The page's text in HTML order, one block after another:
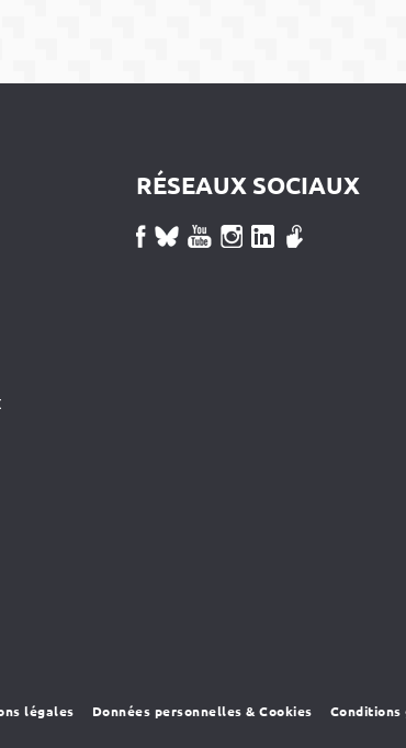
RÉSEAUX SOCIAUX
légales Données personnelles & Cookies